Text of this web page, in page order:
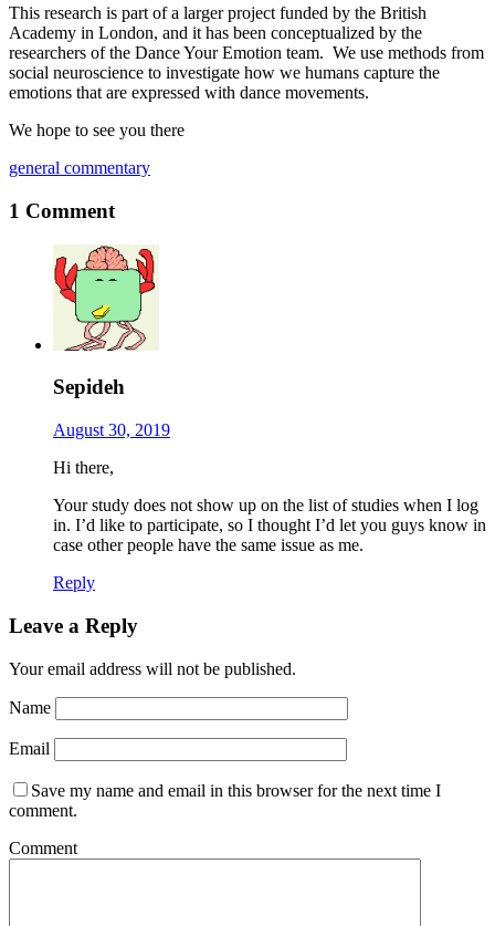
This research is part of a larger project funded by the British
Academy in London, and it has been conceptualized by the
researchers of the Dance Your Emotion team. We use methods from
social neuroscience to investigate how we humans capture the
emotions that are expressed with dance movements.
We hope to see you there
general commentary
1 Comment
Sepideh
August 30, 2019
Hi there,
Your study does not show up on the list of studies when I log
in. I’d like to participate, so I thought I’d let you guys know in
case other people have the same issue as me.
Reply
Leave a Reply
Your email address will not be published.
Name
Email
Save my name and email in this browser for the next time I
comment.
Comment